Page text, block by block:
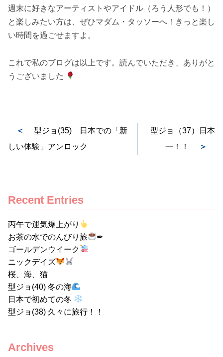
週末に好きなアーティストやアイドル（ろう人形でも！）
と楽しみたい方は、ぜひマダム・タッソーへ！きっと楽し
い時間を過ごせますよ。
これで私のブログは以上です。読んでいただき、ありがと
うございました
＜
型ジョ(35) 日本での「新
しい体験」アンロック
型ジョ（37）日本
一！！
＞
Recent Entries
丙午で運気爆上がり
お茶の水でのんびり旅
✒
ゴールデンウイーク
ニックデイズ
桜、海、猫
型ジョ(40) 冬の海
日本で初めての冬
型ジョ(38) 久々に旅行！！
Archives